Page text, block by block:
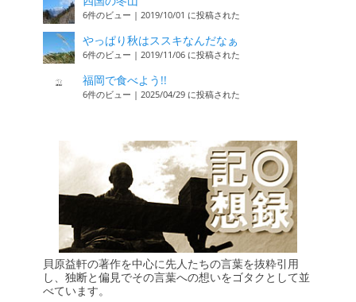
6件のビュー | 2019/10/01 に投稿された
やっぱり秋はススキなんだなぁ
6件のビュー | 2019/11/06 に投稿された
福岡で食べよう!!
6件のビュー | 2025/04/29 に投稿された
貝原益軒の著作を中心に先人たちの言葉を抜粋引用
し、独断と偏見でその言葉への想いをゴタクとして並
べています。